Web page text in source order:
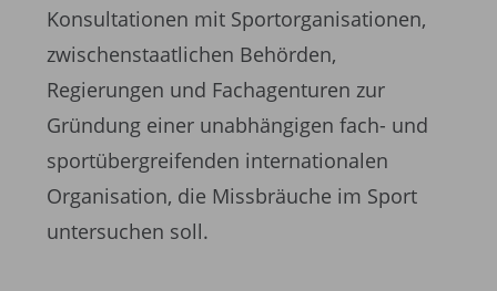
Konsultationen mit Sportorganisationen,
zwischenstaatlichen Behörden,
Regierungen und Fachagenturen zur
Gründung einer unabhängigen fach- und
sportübergreifenden internationalen
Organisation, die Missbräuche im Sport
untersuchen soll.